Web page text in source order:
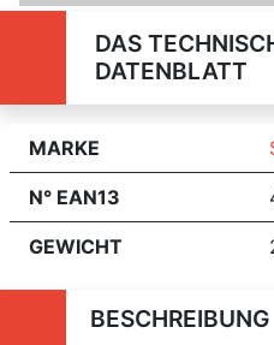
DAS
DATENBLATT
MARKE
N° EAN13
GEWICHT
BESCHREIBUNG